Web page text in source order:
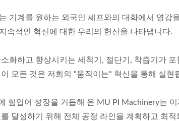
기계를 원하는 외국인 셰프와의 대화에서 영
속적인 혁신에 대한 우리의 헌신을 나타냅니다.
화하고 향상시키는 세척기, 절단기, 착즙기가
모든 것은 저희의 "움직이는" 혁신을 통해 실현
힘입어 성장을 거듭해 온 MU PI Machinery는
달성하기 위해 전체 공정 라인을 계획하고 최